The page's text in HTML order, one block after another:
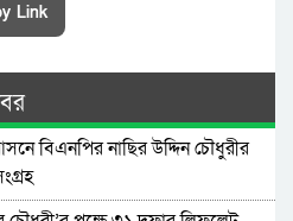
Link
বিএনপির নাছির উদ্দিন চৌধুরীর